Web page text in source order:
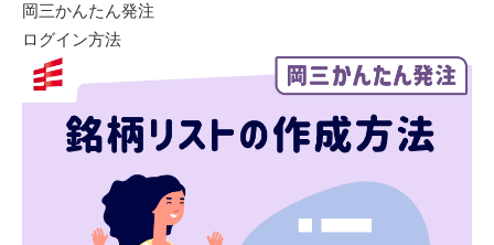
岡三かんたん発注
ログイン方法